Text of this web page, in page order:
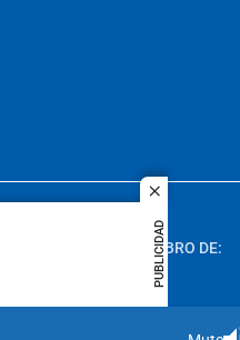
close
PUBLICIDAD
idioma
MIEMBRO DE: